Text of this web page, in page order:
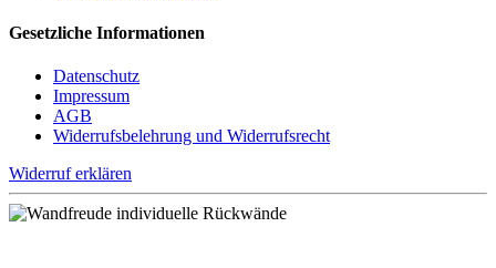
Gesetzliche Informationen
Datenschutz
Impressum
AGB
Widerrufsbelehrung und Widerrufsrecht
Widerruf erklären